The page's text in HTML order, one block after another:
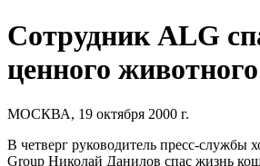
Сотрудник ALG
ценного животного
МОСКВА, 19 октября 2000 г.
В четверг руководитель пресс-службы
Group Николай Данилов спас жизнь